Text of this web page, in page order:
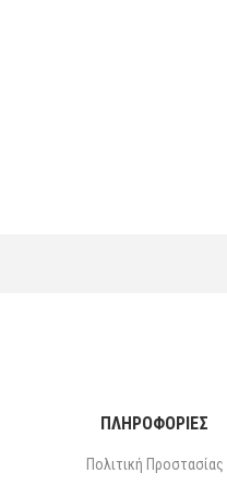
ΠΛΗΡΟΦΟΡΙΕΣ
Πολιτική Προστασίας